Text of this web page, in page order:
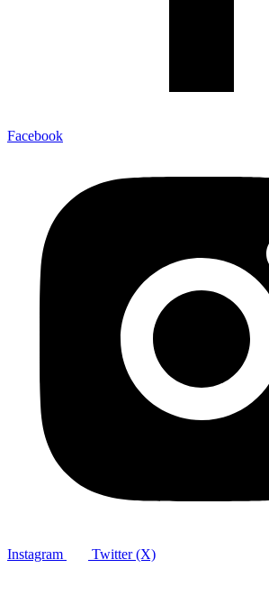
Facebook
Instagram Twitter (X)